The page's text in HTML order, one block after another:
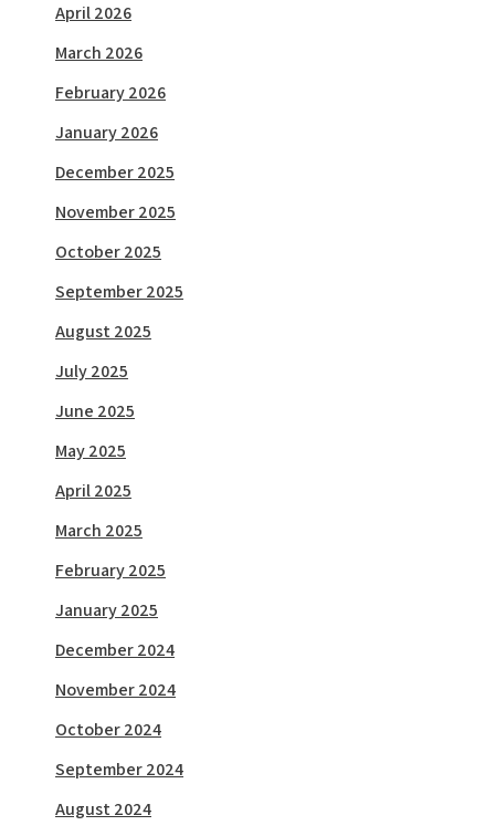
April 2026
March 2026
February 2026
January 2026
December 2025
November 2025
October 2025
September 2025
August 2025
July 2025
June 2025
May 2025
April 2025
March 2025
February 2025
January 2025
December 2024
November 2024
October 2024
September 2024
August 2024